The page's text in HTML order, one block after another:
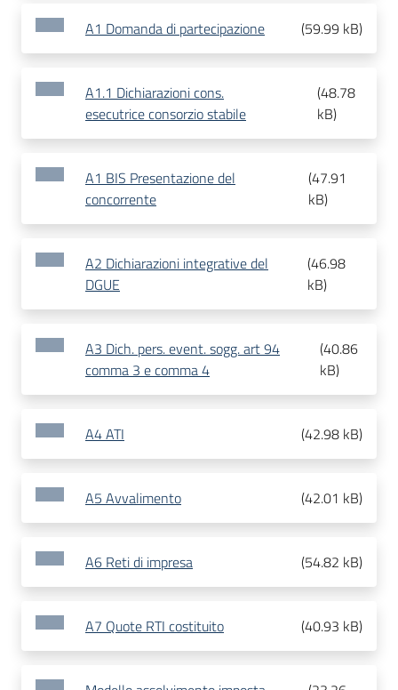
A1 Domanda di partecipazione (59.99 kB)
A1.1 Dichiarazioni cons.
esecutrice consorzio stabile
(48.78
kB)
A1 BIS Presentazione del
concorrente
(47.91
kB)
A2 Dichiarazioni integrative del
DGUE
(46.98
kB)
A3 Dich. pers. event. sogg. art 94
comma 3 e comma 4
(40.86
kB)
A4 ATI (42.98 kB)
A5 Avvalimento (42.01 kB)
A6 Reti di impresa (54.82 kB)
A7 Quote RTI costituito (40.93 kB)